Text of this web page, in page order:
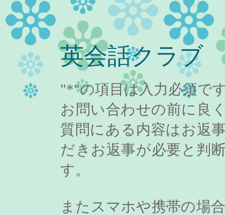
英会話クラブ
"*"の項目は入力必須で
お問い合わせの前に良
質問にある内容はお返
だきお返事が必要と判
す。
またスマホや携帯の場